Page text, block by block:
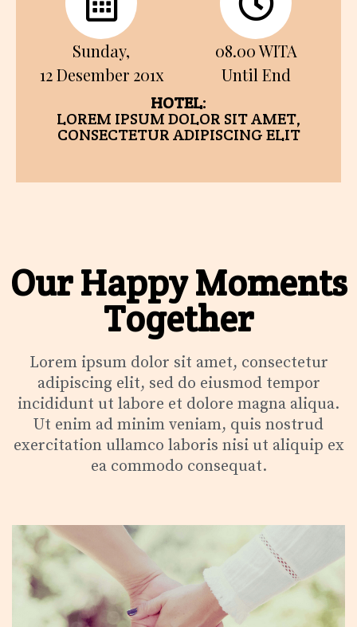
Sunday,
12 Desember 201x
08.00 WITA
Until End
HOTEL:
LOREM IPSUM DOLOR SIT AMET,
CONSECTETUR ADIPISCING ELIT
Our Happy Moments
Together
Lorem ipsum dolor sit amet, consectetur
adipiscing elit, sed do eiusmod tempor
incididunt ut labore et dolore magna aliqua.
Ut enim ad minim veniam, quis nostrud
exercitation ullamco laboris nisi ut aliquip ex
ea commodo consequat.